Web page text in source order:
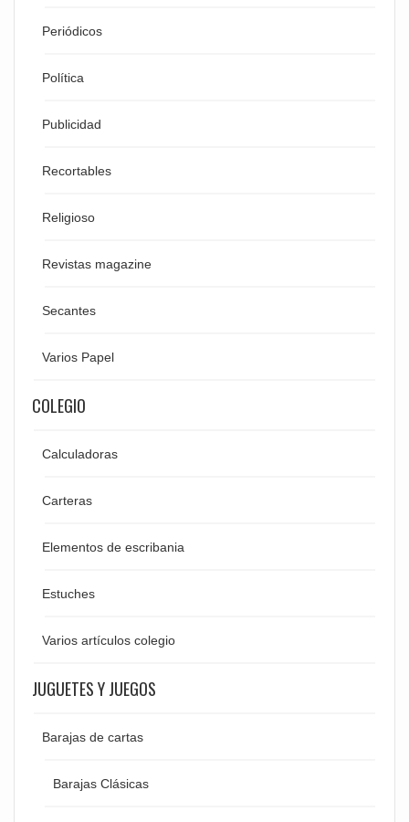
Periódicos
Política
Publicidad
Recortables
Religioso
Revistas magazine
Secantes
Varios Papel
COLEGIO
Calculadoras
Carteras
Elementos de escribania
Estuches
Varios artículos colegio
JUGUETES Y JUEGOS
Barajas de cartas
Barajas Clásicas